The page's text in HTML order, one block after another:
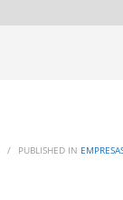
/ PUBLISHED IN